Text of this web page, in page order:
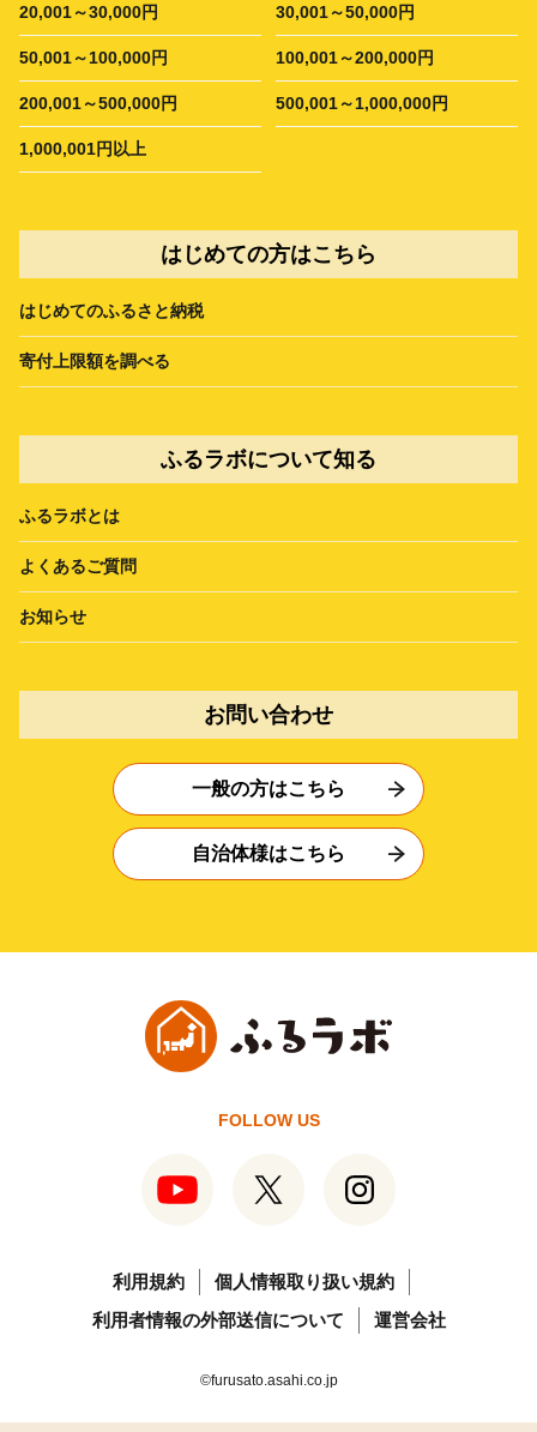
20,001～30,000円 30,001～50,000円
50,001～100,000円 100,001～200,000円
200,001～500,000円 500,001～1,000,000円
1,000,001円以上
はじめての方はこちら
はじめてのふるさと納税
寄付上限額を調べる
ふるラボについて知る
ふるラボとは
よくあるご質問
お知らせ
お問い合わせ
一般の方はこちら
自治体様はこちら
FOLLOW US
利用規約
個人情報取り扱い規約
利用者情報の外部送信について
運営会社
©furusato.asahi.co.jp